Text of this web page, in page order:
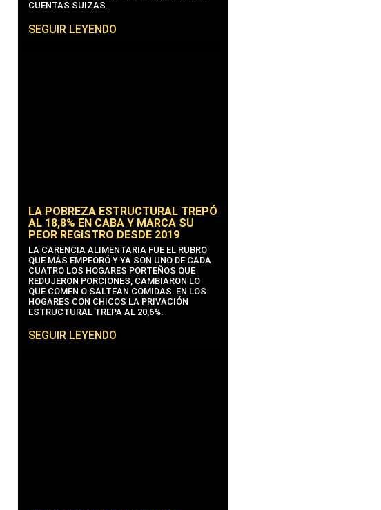
CUENTAS SUIZAS.
SEGUIR LEYENDO
LA POBREZA ESTRUCTURAL TREPÓ
AL 18,8% EN CABA Y MARCA SU
PEOR REGISTRO DESDE 2019
LA CARENCIA ALIMENTARIA FUE EL RUBRO
QUE MÁS EMPEORÓ Y YA SON UNO DE CADA
CUATRO LOS HOGARES PORTEÑOS QUE
REDUJERON PORCIONES, CAMBIARON LO
QUE COMEN O SALTEAN COMIDAS. EN LOS
HOGARES CON CHICOS LA PRIVACIÓN
ESTRUCTURAL TREPA AL 20,6%.
SEGUIR LEYENDO